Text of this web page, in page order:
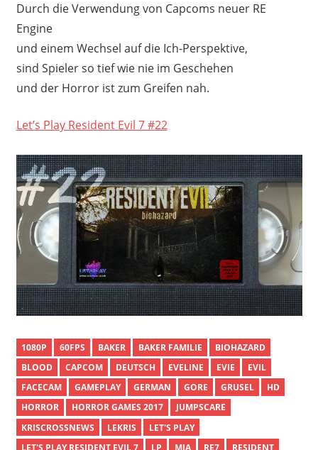
Durch die Verwendung von Capcoms neuer RE
Engine
und einem Wechsel auf die Ich-Perspektive,
sind Spieler so tief wie nie im Geschehen
und der Horror ist zum Greifen nah.
Let’s Play Resident Evil 7 #22
1080P 60FPS BAKER BAKER FAMILIE
BIOHAZARD
BLOOD
CAPCOM DEUTSCH EVELINE EVIE
EVIL
FACECAM
GAMEPLAY GERMAN GORE GRUSEL
HD
HORROR
HORROR GAMES 2017
JUMPSCARE
KRISCROSSNEWS
LEKRIS
LET'S PLAY
LET'S PLAY RESIDENT EVIL 7
LP MIA RE7
RESIDENT